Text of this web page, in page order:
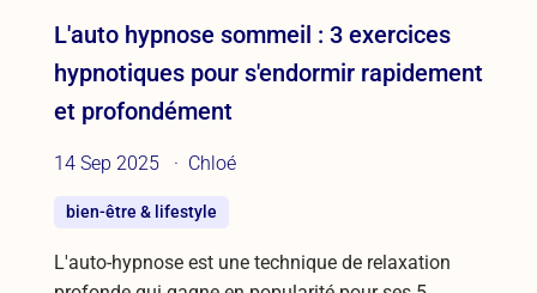
L'auto hypnose sommeil : 3 exercices
hypnotiques pour s'endormir rapidement
et profondément
14 Sep 2025 Chloé
bien-être & lifestyle
L'auto-hypnose est une technique de relaxation